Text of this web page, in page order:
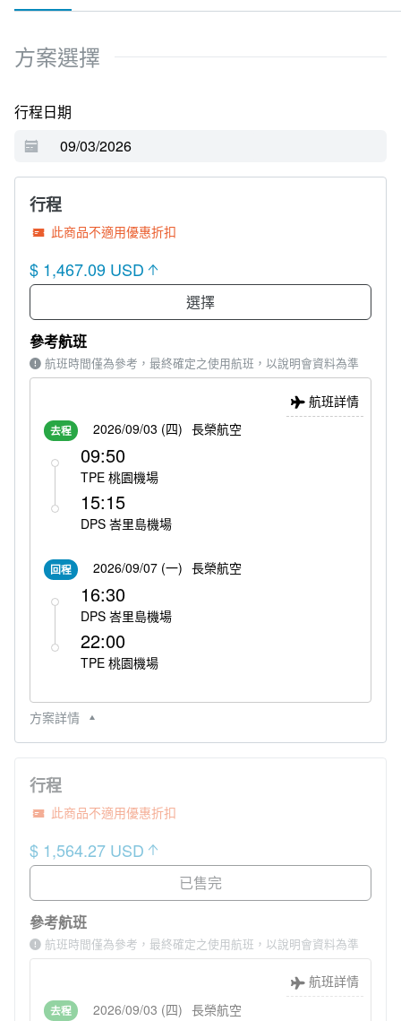
方案選擇
行程日期
行程
此商品不適用優惠折扣
$ 1,467.09 USD
選擇
參考航班
航班時間僅為參考，最終確定之使用航班，以說明會資料為準
航班詳情
去程 2026/09/03 (四) 長榮航空
09:50
TPE 桃園機場
15:15
DPS 峇里島機場
回程 2026/09/07 (一) 長榮航空
16:30
DPS 峇里島機場
22:00
TPE 桃園機場
方案詳情
行程
此商品不適用優惠折扣
$ 1,564.27 USD
已售完
參考航班
航班時間僅為參考，最終確定之使用航班，以說明會資料為準
航班詳情
去程 2026/09/03 (四) 長榮航空